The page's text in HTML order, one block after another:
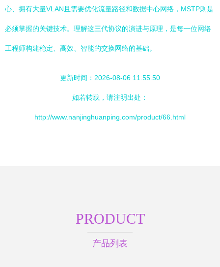
心、拥有大量VLAN且需要优化流量路径和数据中心网络，MSTP则是
必须掌握的关键技术。理解这三代协议的演进与原理，是每一位网络
工程师构建稳定、高效、智能的交换网络的基础。
更新时间：2026-08-06 11:55:50
如若转载，请注明出处：
http://www.nanjinghuanping.com/product/66.html
PRODUCT
产品列表